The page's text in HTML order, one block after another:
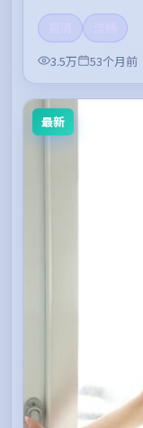
3.5万
53个月前
最新